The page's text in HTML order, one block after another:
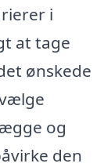
i
at tage
ønskede
og
den